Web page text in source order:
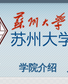
学院介绍